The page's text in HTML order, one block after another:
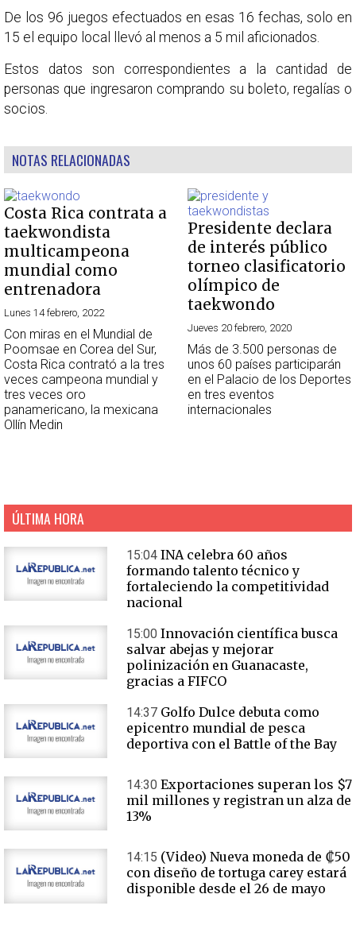
De los 96 juegos efectuados en esas 16 fechas, solo en
15 el equipo local llevó al menos a 5 mil aficionados.
Estos datos son correspondientes a la cantidad de
personas que ingresaron comprando su boleto, regalías o
socios.
NOTAS RELACIONADAS
Costa Rica contrata a
taekwondista
multicampeona
mundial como
entrenadora
Lunes 14 febrero, 2022
Con miras en el Mundial de
Poomsae en Corea del Sur,
Costa Rica contrató a la tres
veces campeona mundial y
tres veces oro
panamericano, la mexicana
Ollín Medin
Presidente declara
de interés público
torneo clasificatorio
olímpico de
taekwondo
Jueves 20 febrero, 2020
Más de 3.500 personas de
unos 60 países participarán
en el Palacio de los Deportes
en tres eventos
internacionales
ÚLTIMA HORA
15:04 INA celebra 60 años
formando talento técnico y
fortaleciendo la competitividad
nacional
15:00 Innovación científica busca
salvar abejas y mejorar
polinización en Guanacaste,
gracias a FIFCO
14:37 Golfo Dulce debuta como
epicentro mundial de pesca
deportiva con el Battle of the Bay
14:30 Exportaciones superan los $7
mil millones y registran un alza de
13%
14:15 (Video) Nueva moneda de ₡50
con diseño de tortuga carey estará
disponible desde el 26 de mayo